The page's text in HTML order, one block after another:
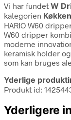
Vi har fundet W
kategorien
HARIO W60
W60 dripper
moderne
keramisk holder
som kan bruges
Yderlige
Produkt id:
Yderligere